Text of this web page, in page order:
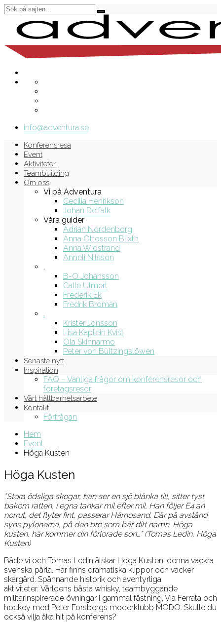
info@adventura.se
Konferensresa
Event
Aktiviteter
Teambuilding
Om oss
Vi på Adventura
Cecilia Henrikson
Johan Delfalk
Våra guider
Adrian Nordenborg
Anna Ottosson Blixth
Anna Widstrand
Anneli Nilsson
.
B-O Johansson
Calle Ulmert
Frederik Ek
Fredrik Broman
.
Krister Jonsson
Lisa Kaptein Kvist
Ola Skinnarmo
Peter von Bültzingslöwen
Senaste nytt
Inspiration
FAQ – Vanliga frågor om konferensresor och
företagsresor
Vårt hållbarhetsarbete
Kontakt
Förfrågan
Hem
Event
Höga Kusten
Höga Kusten
”Stora ödsliga skogar, han ser en sjö blänka till, sitter tyst
bakom ratten, i egna tankar mil efter mil. Han följer E4:an
norrut, det flyter fint, passerar Härnösand. Där på avstånd
syns pylonerna, på den bro som bär ditt namn. Höga
kusten, här kommer din förlorade son…” (Tomas Ledin, Höga
Kusten)
Både vi och Tomas Ledin älskar Höga Kusten, denna vackra
svenska pärla. Här finns dramatiska klippor och vacker
skärgård. Spännande historik och äventyrliga
aktiviteter. Världens bästa whisky, teambyggande
militärinspirerade övningar i gammal fästning, Via Ferrata och
hockey med Peter Forsbergs moderklubb MODO. Skulle du
också vilja åka hit på konferens?